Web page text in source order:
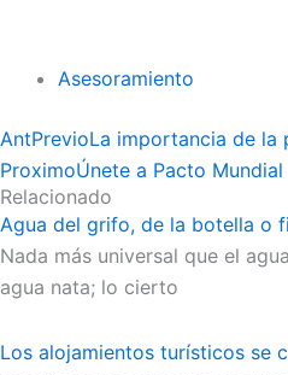
Asesoramiento
AntPrevioLa importancia de la
ProximoÚnete a Pacto
Relacionado
Agua del grifo, de la botella o
Nada más universal que el
agua nata; lo cierto
Los alojamientos turísticos se